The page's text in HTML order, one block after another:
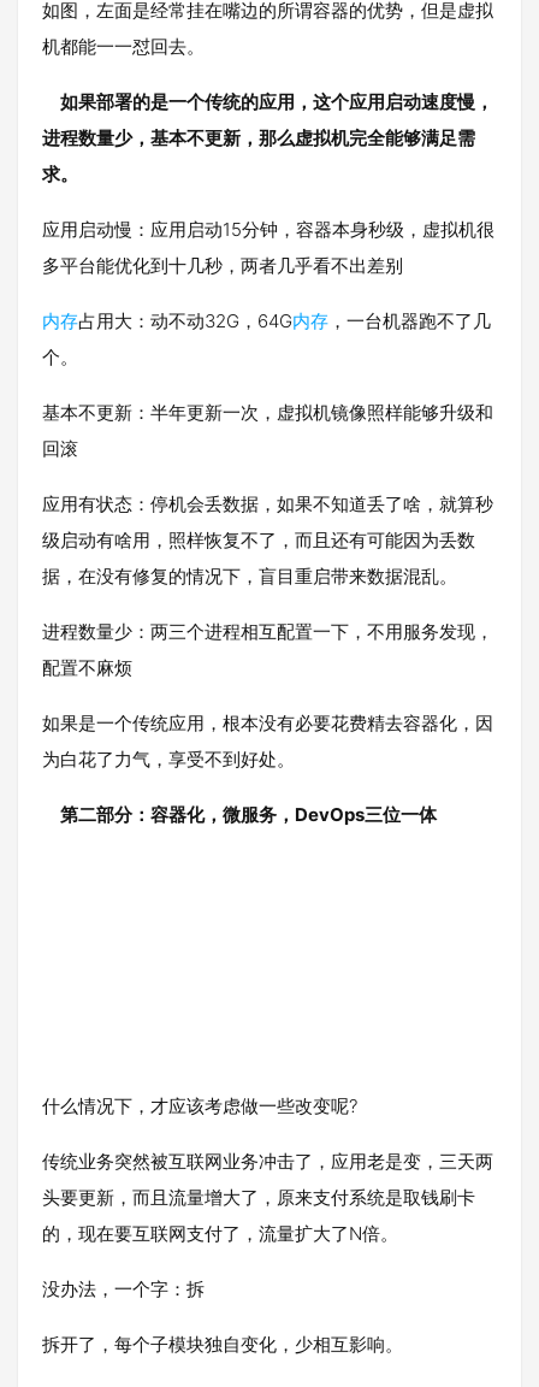
如图，左面是经常挂在嘴边的所谓容器的优势，但是虚拟
机都能一一怼回去。
如果部署的是一个传统的应用，这个应用启动速度慢，
进程数量少，基本不更新，那么虚拟机完全能够满足需
求。
应用启动慢：应用启动15分钟，容器本身秒级，虚拟机很
多平台能优化到十几秒，两者几乎看不出差别
内存占用大：动不动32G，64G内存 ，一台机器跑不了几
个。
基本不更新：半年更新一次，虚拟机镜像照样能够升级和
回滚
应用有状态：停机会丢数据，如果不知道丢了啥，就算秒
级启动有啥用，照样恢复不了，而且还有可能因为丢数
据，在没有修复的情况下，盲目重启带来数据混乱。
进程数量少：两三个进程相互配置一下，不用服务发现，
配置不麻烦
如果是一个传统应用，根本没有必要花费精去容器化，因
为白花了力气，享受不到好处。
第二部分：容器化，微服务，DevOps三位一体
什么情况下，才应该考虑做一些改变呢?
传统业务突然被互联网业务冲击了，应用老是变，三天两
头要更新，而且流量增大了，原来支付系统是取钱刷卡
的，现在要互联网支付了，流量扩大了N倍。
没办法，一个字：拆
拆开了，每个子模块独自变化，少相互影响。